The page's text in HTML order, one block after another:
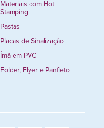
Materiais com Hot
Stamping
Pastas
Placas de Sinalização
Ímã em PVC
Folder, Flyer e Panfleto